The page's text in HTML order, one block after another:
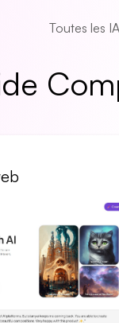
Toutes les IA